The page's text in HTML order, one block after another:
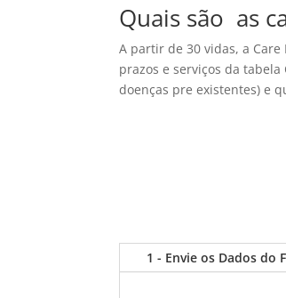
Quais são as
A partir de 30 vidas, a
prazos e serviços da
doenças pre existentes) e
1 - Envie os Dados do